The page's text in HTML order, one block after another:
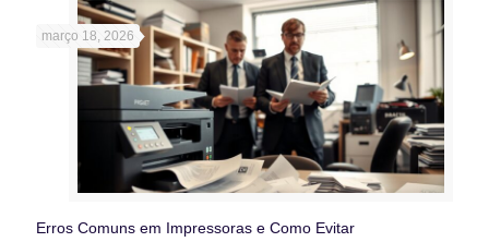
março 18, 2026
Erros Comuns em Impressoras e Como Evitar